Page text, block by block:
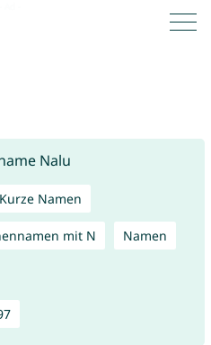
Kurze Namen
mit N Namen